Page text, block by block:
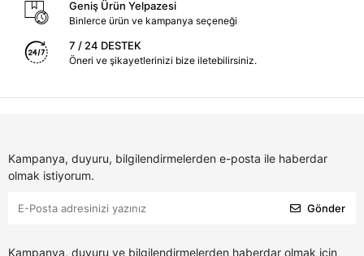
Geniş Ürün Yelpazesi
Binlerce ürün ve kampanya seçeneği
7 / 24 DESTEK
Öneri ve şikayetlerinizi bize iletebilirsiniz.
Kampanya, duyuru, bilgilendirmelerden e-posta ile haberdar
olmak istiyorum.
Gönder
Kampanya, duyuru ve bilgilendirmelerden haberdar olmak için